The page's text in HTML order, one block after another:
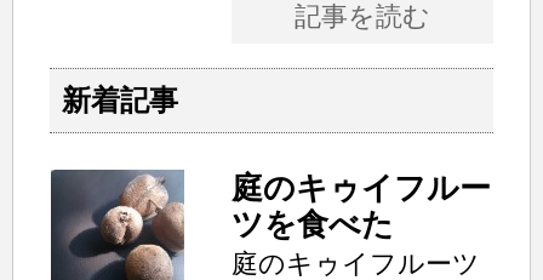
記事を読む
新着記事
庭のキゥイフルー
ツを食べた
庭のキゥイフルーツ